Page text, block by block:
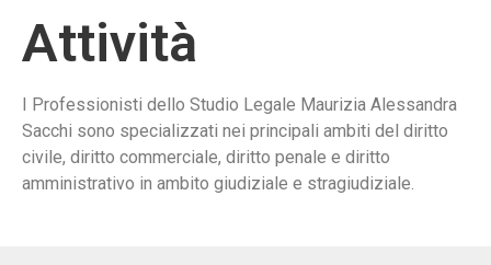
Attività
I Professionisti dello Studio Legale Maurizia Alessandra
Sacchi sono specializzati nei principali ambiti del diritto
civile, diritto commerciale, diritto penale e diritto
amministrativo in ambito giudiziale e stragiudiziale.